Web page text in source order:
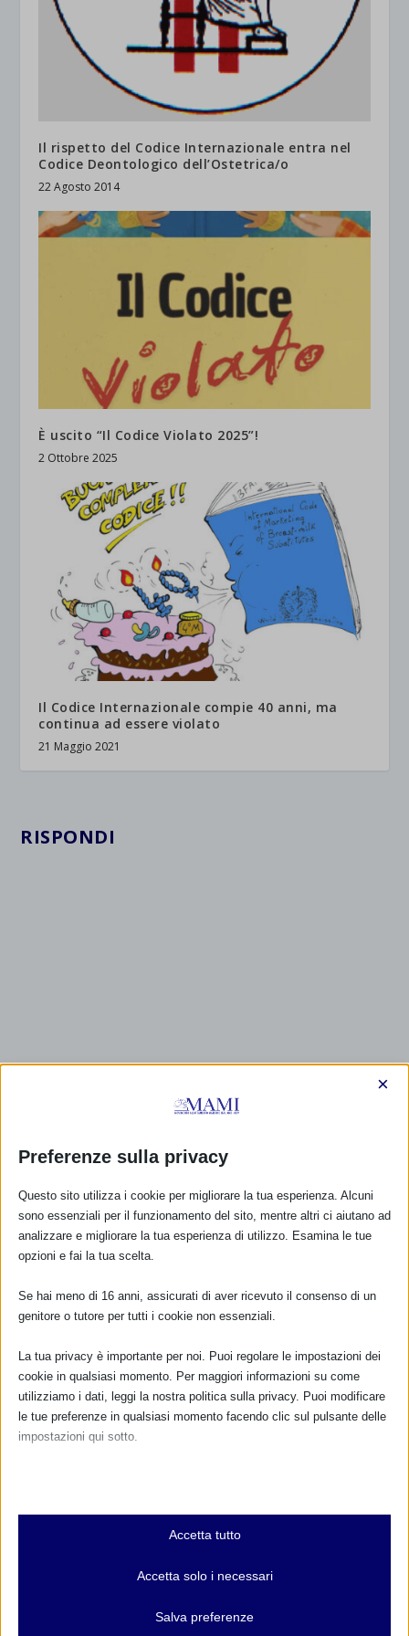
Il rispetto del Codice Internazionale entra nel
Codice Deontologico dell’Ostetrica/o
22 Agosto 2014
È uscito “Il Codice Violato 2025”!
2 Ottobre 2025
Il Codice Internazionale compie 40 anni, ma
continua ad essere violato
21 Maggio 2021
RISPONDI
Preferenze sulla privacy
×
Questo sito utilizza i cookie per migliorare la tua esperienza. Alcuni
sono essenziali per il funzionamento del sito, mentre altri ci aiutano ad
analizzare e migliorare la tua esperienza di utilizzo. Esamina le tue
opzioni e fai la tua scelta.
Se hai meno di 16 anni, assicurati di aver ricevuto il consenso di un
genitore o tutore per tutti i cookie non essenziali.
La tua privacy è importante per noi. Puoi regolare le impostazioni dei
cookie in qualsiasi momento. Per maggiori informazioni su come
utilizziamo i dati, leggi la nostra politica sulla privacy. Puoi modificare
le tue preferenze in qualsiasi momento facendo clic sul pulsante delle
impostazioni qui sotto.
Essenziali
I cookie e i servizi essenziali abilitano le funzioni di base e sono
e servizi non richiedono il consenso dell'utente secondo il GDPR.
Accetta tutto
Accetta solo i necessari
Salva preferenze